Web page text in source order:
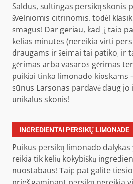
Saldus, sultingas persikų skonis
švelniomis citrinomis, todėl
smagus! Dar geriau, kad jį taip
kelias minutes (nereikia virti
draugams ir šeimai tai patiko, ir
gėrimas arba vasaros gėrimas
puikiai tinka limonado kioskams
sūnus Larsonas pardavė daug
unikalus skonis!
INGREDIENTAI PERSIKŲ LIMONADE
Puikus persikų limonado dalykas
reikia tik kelių kokybiškų
nuostabaus! Taip pat galite
prieš gaminant persikų nereikia